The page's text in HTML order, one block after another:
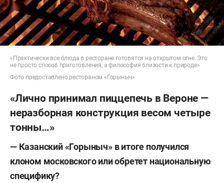
«Практически все блюда в ресторане готовятся на открытом огне. Это
не просто способ приготовления, а философия близости к природе»
Фото предоставлено рестораном «Горыныч»
«Лично принимал пиццепечь в Вероне —
неразборная конструкция весом четыре
тонны…»
— Казанский «Горыныч» в итоге получился
клоном московского или обретет национальную
специфику?